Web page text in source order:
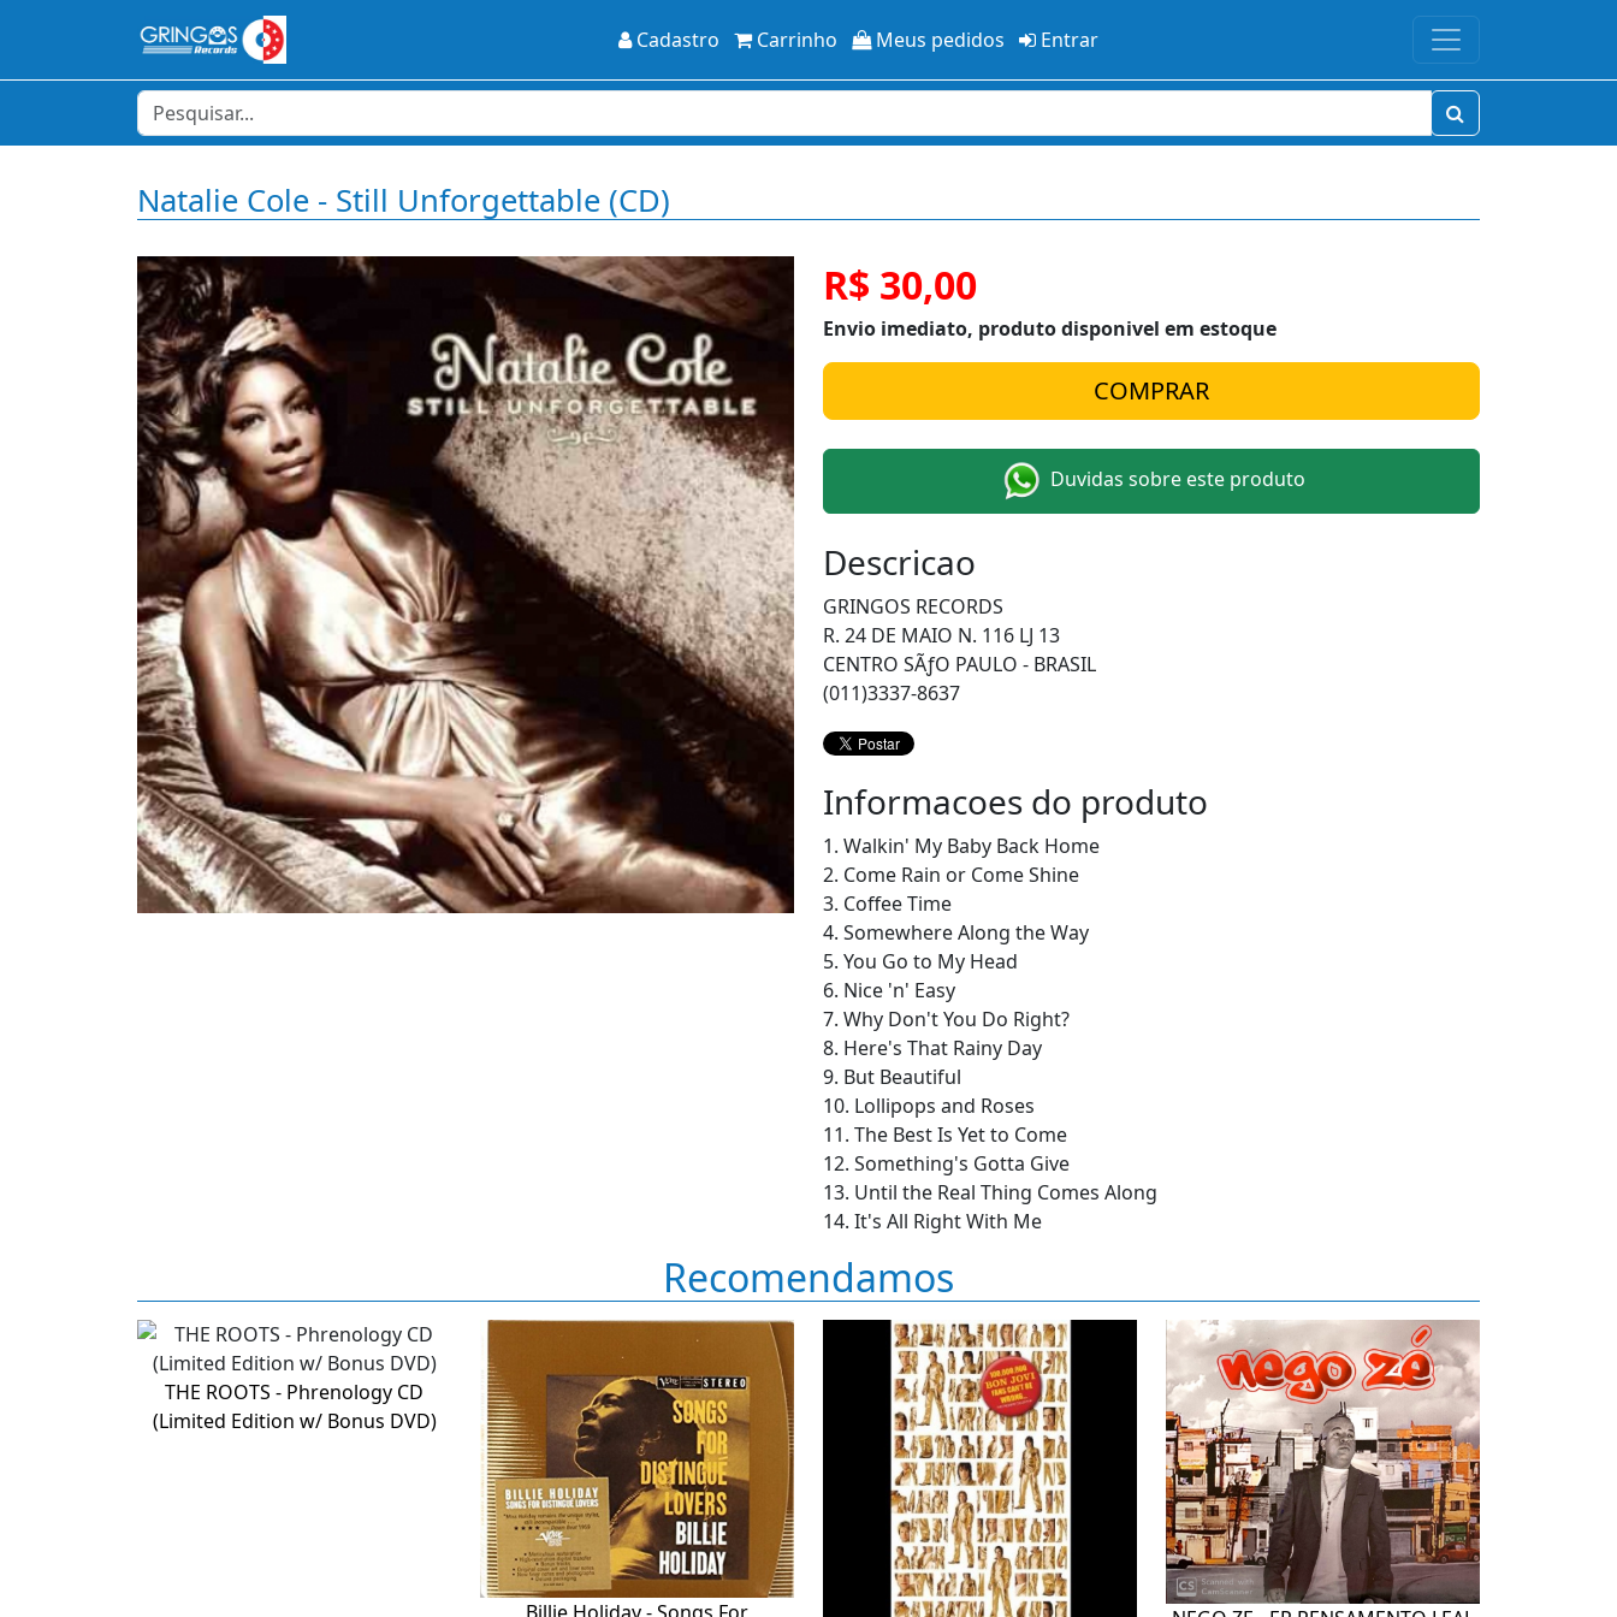
Cadastro Carrinho Meus pedidos Entrar
Natalie Cole - Still Unforgettable (CD)
R$ 30,00
Envio imediato, produto disponivel em estoque
Duvidas sobre este produto
Descricao
GRINGOS RECORDS
R. 24 DE MAIO N. 116 LJ 13
CENTRO SÃƒO PAULO - BRASIL
(011)3337-8637
Informacoes do produto
1. Walkin' My Baby Back Home
2. Come Rain or Come Shine
3. Coffee Time
4. Somewhere Along the Way
5. You Go to My Head
6. Nice 'n' Easy
7. Why Don't You Do Right?
8. Here's That Rainy Day
9. But Beautiful
10. Lollipops and Roses
11. The Best Is Yet to Come
12. Something's Gotta Give
13. Until the Real Thing Comes Along
14. It's All Right With Me
Recomendamos
THE ROOTS - Phrenology CD
(Limited Edition w/ Bonus DVD)